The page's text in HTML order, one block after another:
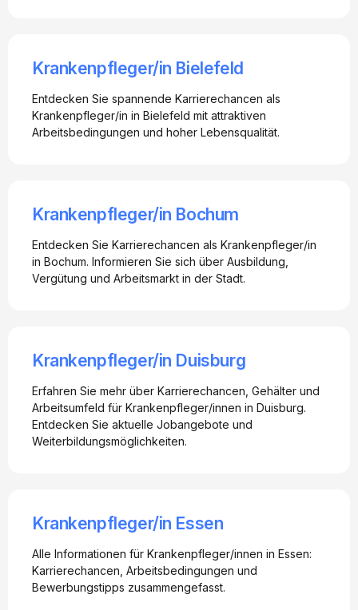
Krankenpfleger/in Bielefeld
Entdecken Sie spannende Karrierechancen als
Krankenpfleger/in in Bielefeld mit attraktiven
Arbeitsbedingungen und hoher Lebensqualität.
Krankenpfleger/in Bochum
Entdecken Sie Karrierechancen als Krankenpfleger/in
in Bochum. Informieren Sie sich über Ausbildung,
Vergütung und Arbeitsmarkt in der Stadt.
Krankenpfleger/in Duisburg
Erfahren Sie mehr über Karrierechancen, Gehälter und
Arbeitsumfeld für Krankenpfleger/innen in Duisburg.
Entdecken Sie aktuelle Jobangebote und
Weiterbildungsmöglichkeiten.
Krankenpfleger/in Essen
Alle Informationen für Krankenpfleger/innen in Essen:
Karrierechancen, Arbeitsbedingungen und
Bewerbungstipps zusammengefasst.